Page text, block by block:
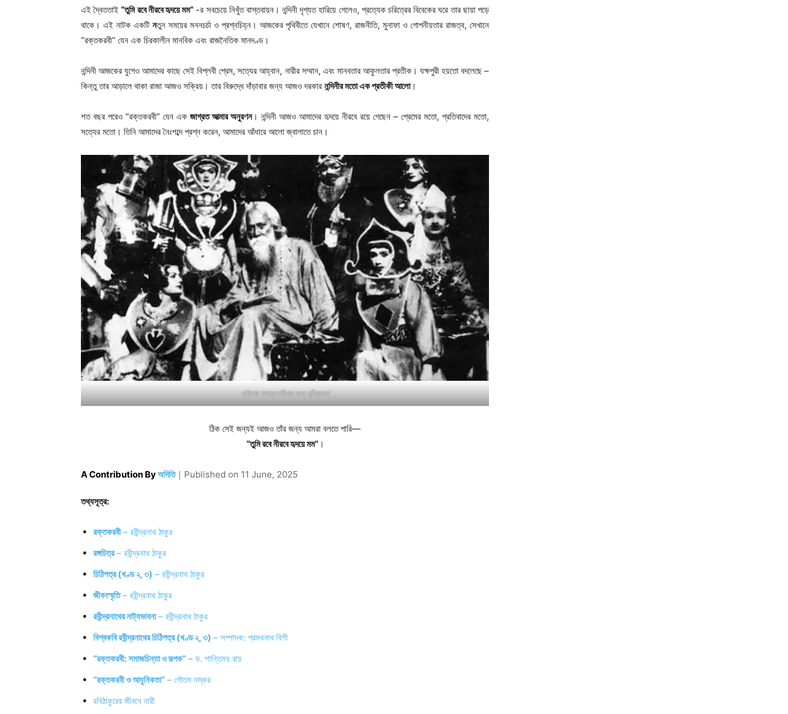
এই দ্বৈততাই“তুমি রবে নীরবে হৃদয়ে মম” -র সবচেয়ে নিখুঁত বাস্তবায়ন। নন্দিনী দৃশ্যত হারিয়ে গেলেও, প্রত্যেক চরিত্রের বিবেকের ঘরে তার ছায়া পড়ে
থাকে। এই নাটক একটি নতুন সময়ের মননচর্চা ও প্রশ্নচিহ্ন। আজকের পৃথিবীতে যেখানে শোষণ, রাজনীতি, মুনাফা ও গোপনীয়তার রাজত্ব, সেখানে
“রক্তকরবী” যেন এক চিরকালীন মানবিক এবং রাজনৈতিক মানদণ্ড।
নন্দিনী আজকের যুগেও আমাদের কাছে সেই বিপ্লবী প্রেম, সত্যের আহ্বান, নারীর সম্মান, এবং মানবতার আকুলতার প্রতীক। যক্ষপুরী হয়তো বদলেছে –
কিন্তু তার আড়ালে থাকা রাজা আজও সক্রিয়। তার বিরুদ্ধে দাঁড়াবার জন্য আজও দরকার নন্দিনীর মতো এক প্রতীকী আলো।
শত বছর পরেও “রক্তকরবী” যেন এক জাগ্রত আত্মার অনুরণন। নন্দিনী আজও আমাদের হৃদয়ে নীরবে রয়ে গেছেন – প্রেমের মতো, প্রতিবাদের মতো,
সত্যের মতো। তিনি আমাদের নৈঃশব্দে প্রশ্ন করেন, আমাদের আঁধারে আলো জ্বালাতে চান।
নাটকের কলাকুশলীদের সঙ্গে রবীন্দ্রনাথ
ঠিক সেই জন্যই আজও তাঁর জন্য আমরা বলতে পারি—
“তুমি রবে নীরবে হৃদয়ে মম”।
A Contribution Byঅদিতি｜ Published on 11 June, 2025
তথ্যসূত্র:
রক্তকরবী– রবীন্দ্রনাথ ঠাকুর
রঙ্গচিত্র– রবীন্দ্রনাথ ঠাকুর
চিঠিপত্র (খণ্ড ২, ৩) – রবীন্দ্রনাথ ঠাকুর
জীবনস্মৃতি– রবীন্দ্রনাথ ঠাকুর
রবীন্দ্রনাথের নাট্যভাবনা– রবীন্দ্রনাথ ঠাকুর
বিশ্বকবি রবীন্দ্রনাথের চিঠিপত্র (খণ্ড ২, ৩) – সম্পাদক: প্রমথনাথ বিশী
“রক্তকরবী: সমাজচিন্তা ও রূপক” – ড. শান্তিময় রায়
“রক্তকরবী ও আধুনিকতা” – গৌতম নস্কর
রবিঠাকুরের জীবনে নারী